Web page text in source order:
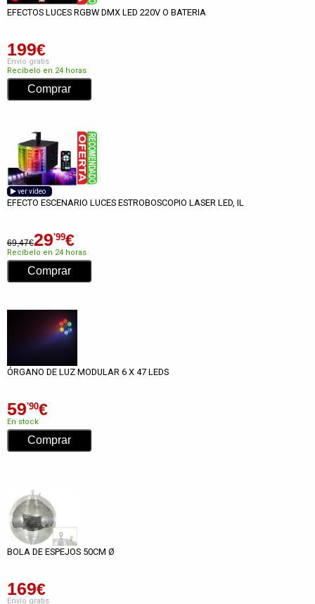
EFECTOS LUCES RGBW DMX LED 220V O BATERIA
199€
Envío gratis
Recíbelo en 24 horas
ver vídeo
EFECTO ESCENARIO LUCES ESTROBOSCOPIO LASER LED, IL
69,47€29'99€
Recíbelo en 24 horas
ÓRGANO DE LUZ MODULAR 6 X 47 LEDS
59'90€
En stock
BOLA DE ESPEJOS 50CM Ø
169€
Envío gratis